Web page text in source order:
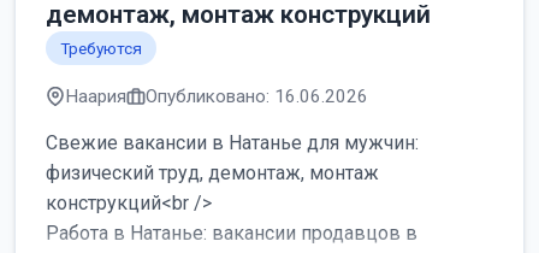
демонтаж, монтаж конструкций
Требуются
Наария Опубликовано: 16.06.2026
Свежие вакансии в Натанье для мужчин:
физический труд, демонтаж, монтаж
конструкций<br />
Работа в Натанье: вакансии продавцов в